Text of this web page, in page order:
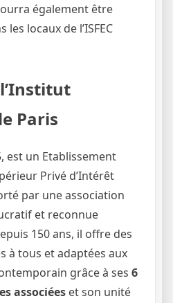
également être
les locaux de l’ISFEC
Paris
est un Etablissement
Privé d’Intérêt
par une association
et reconnue
150 ans, il offre des
à tous et adaptées aux
grâce à ses 6
associées et son unité